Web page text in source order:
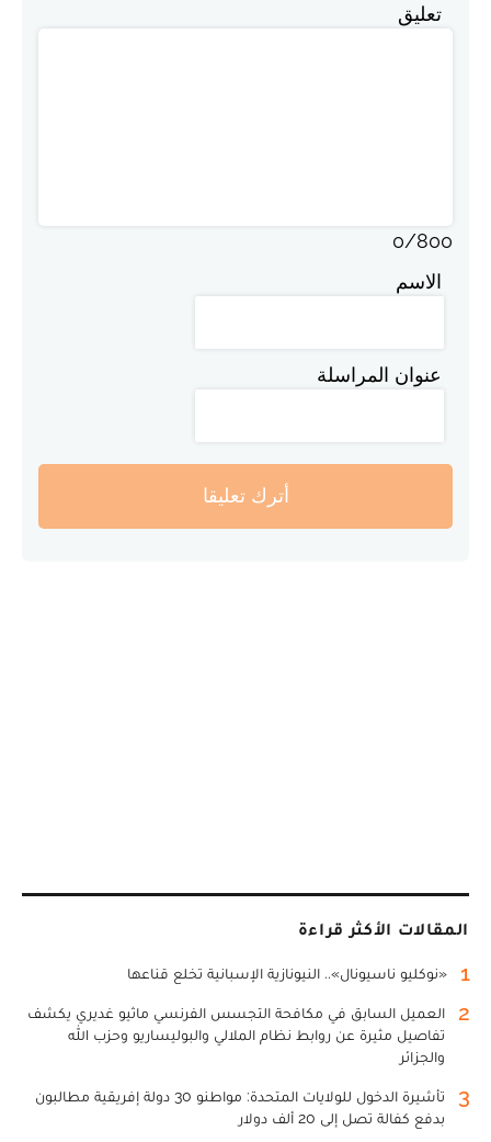
تعليق
0/800
الاسم
عنوان المراسلة
أترك تعليقا
المقالات الأكثر قراءة
1 «نوكليو ناسيونال».. النيونازية الإسبانية تخلع قناعها
2
العميل السابق في مكافحة التجسس الفرنسي ماثيو غديري يكشف
تفاصيل مثيرة عن روابط نظام الملالي والبوليساريو وحزب الله
والجزائر
3
تأشيرة الدخول للولايات المتحدة: مواطنو 30 دولة إفريقية مطالبون
بدفع كفالة تصل إلى 20 ألف دولار